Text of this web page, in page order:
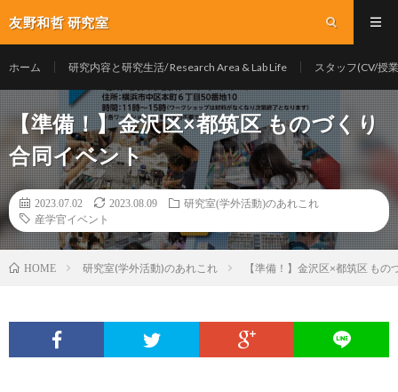
友野和哲 研究室
ホーム 研究内容と研究生活/ Research Area & Lab Life スタッフ(CV/授
【準備！】金沢区×都筑区 ものづくり
合同イベント
2023.07.02 2023.08.09
研究室(学外活動)のあれこれ
産学官イベント
HOME 研究室(学外活動)のあれこれ 【準備！】金沢区×都筑区 もの